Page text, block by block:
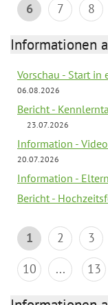
6
7 8
Informationen
Vorschau - Start in
06.08.2026
Bericht -
23.07.2026
Information -
20.07.2026
Information -
Bericht -
1 2 3
10
... 13